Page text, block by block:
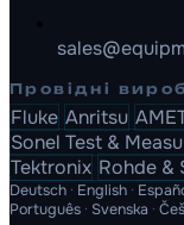
Провідні
Fluke Anritsu
Sonel Test &
Tektronix Rohde &
Deutsch · English ·
Português · Svenska ·